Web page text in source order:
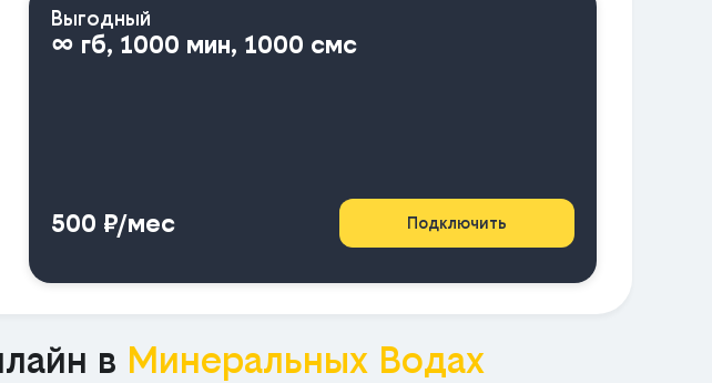
Выгодный
∞ гб, 1000 мин, 1000 смс
500 ₽/мес Подключить
в Минеральных Водах